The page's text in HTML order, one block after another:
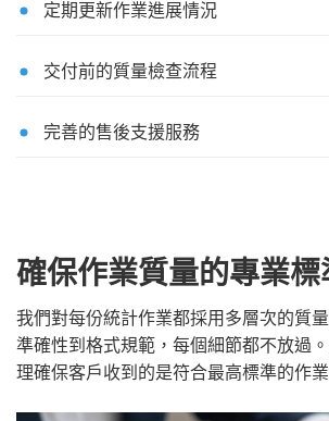
定期更新作業進展情況
交付前的質量檢查流程
完善的售後支援服務
確保作業質量的專業標
我們對每份統計作業都採用多層次的質
準確性到格式規範，每個細節都不放過
理確保客戶收到的是符合最高標準的作業